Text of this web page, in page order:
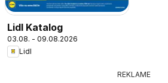
Lidl Katalog
03.08. - 09.08.2026
Lidl
REKLAME